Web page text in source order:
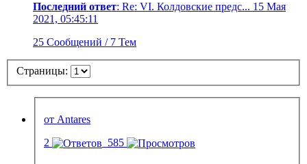
Последний ответ: Re: VI. Колдовские предс... 15 Мая
2021, 05:45:11
25 Сообщений / 7 Тем
Страницы:
от Antares
2
585